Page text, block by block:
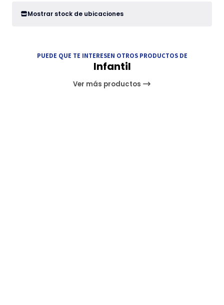
Mostrar stock de ubicaciones
PUEDE QUE TE INTERESEN OTROS PRODUCTOS DE
Infantil
Ver más productos